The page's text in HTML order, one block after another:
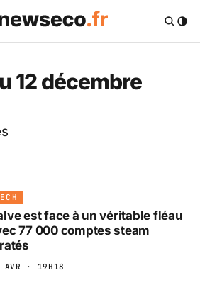
News Eco .fr —
12 décembre
est face à un véritable fléau
77 000 comptes steam
AVR · 19H18